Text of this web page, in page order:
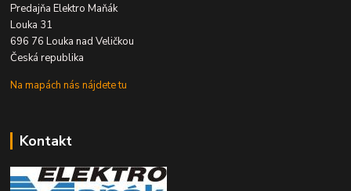
Predajňa Elektro Maňák
Louka 31
696 76 Louka nad Veličkou
Česká republika
Na mapách nás nájdete tu
Kontakt